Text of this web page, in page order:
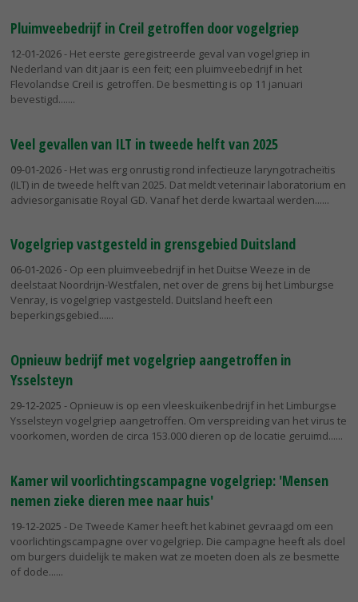
Pluimveebedrijf in Creil getroffen door vogelgriep
12-01-2026- Het eerste geregistreerde geval van vogelgriep in
Nederland van dit jaar is een feit; een pluimveebedrijf in het
Flevolandse Creil is getroffen. De besmetting is op 11 januari
bevestigd....
Veel gevallen van ILT in tweede helft van 2025
09-01-2026- Het was erg onrustig rond infectieuze laryngotracheïtis
(ILT) in de tweede helft van 2025. Dat meldt veterinair laboratorium en
adviesorganisatie Royal GD. Vanaf het derde kwartaal werden...
Vogelgriep vastgesteld in grensgebied Duitsland
06-01-2026- Op een pluimveebedrijf in het Duitse Weeze in de
deelstaat Noordrijn-Westfalen, net over de grens bij het Limburgse
Venray, is vogelgriep vastgesteld. Duitsland heeft een
beperkingsgebied...
Opnieuw bedrijf met vogelgriep aangetroffen in
Ysselsteyn
29-12-2025 - Opnieuw is op een vleeskuikenbedrijf in het Limburgse
Ysselsteyn vogelgriep aangetroffen. Om verspreiding van het virus te
voorkomen, worden de circa 153.000 dieren op de locatie geruimd...
Kamer wil voorlichtingscampagne vogelgriep: 'Mensen
nemen zieke dieren mee naar huis'
19-12-2025 - De Tweede Kamer heeft het kabinet gevraagd om een
voorlichtingscampagne over vogelgriep. Die campagne heeft als doel
om burgers duidelijk te maken wat ze moeten doen als ze besmette
of dode...